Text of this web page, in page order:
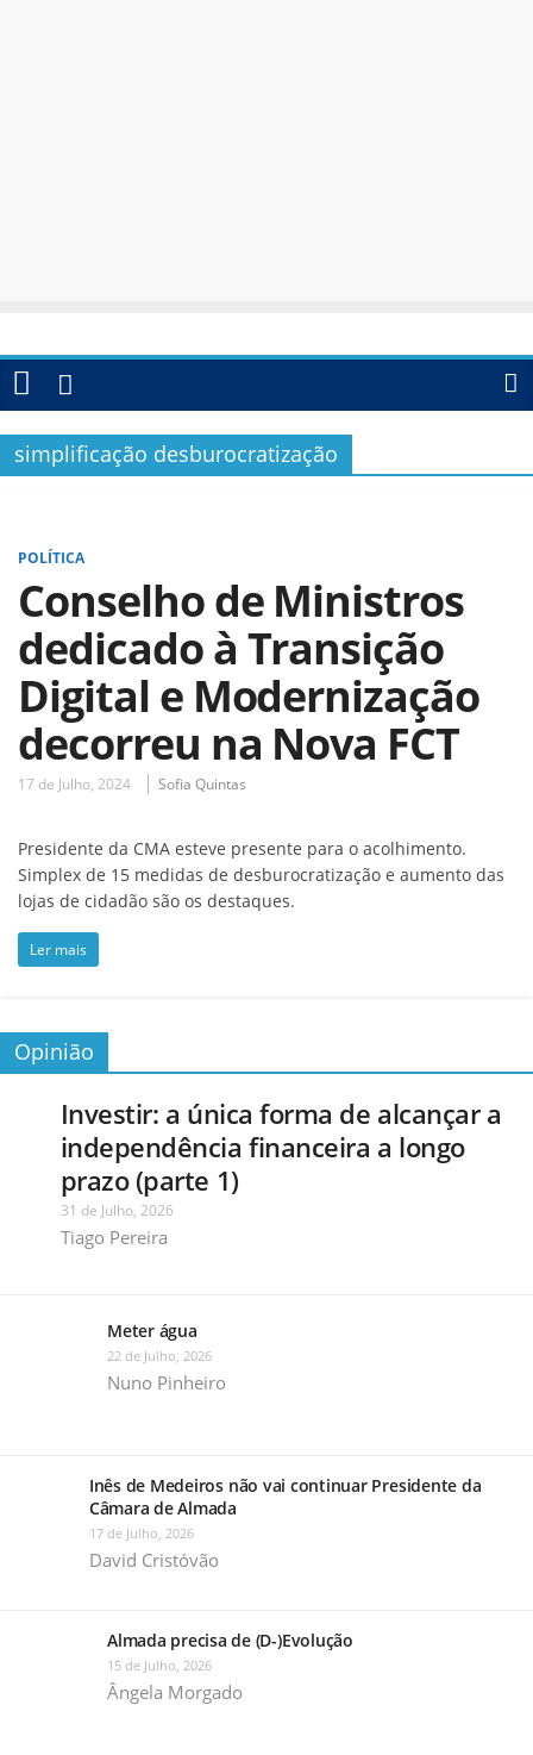
simplificação desburocratização
POLÍTICA
Conselho de Ministros
dedicado à Transição
Digital e Modernização
decorreu na Nova FCT
17 de Julho, 2024 Sofia Quintas
Presidente da CMA esteve presente para o acolhimento.
Simplex de 15 medidas de desburocratização e aumento das
lojas de cidadão são os destaques.
Ler mais
Opinião
Investir: a única forma de alcançar a
independência financeira a longo
prazo (parte 1)
31 de Julho, 2026
Tiago Pereira
Meter água
22 de Julho, 2026
Nuno Pinheiro
Inês de Medeiros não vai continuar Presidente da
Câmara de Almada
17 de Julho, 2026
David Cristóvão
Almada precisa de (D-)Evolução
15 de Julho, 2026
Ângela Morgado